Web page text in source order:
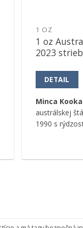
1 OZ
1 oz
2023
DETAIL
Minca
austrálskej
1990 s